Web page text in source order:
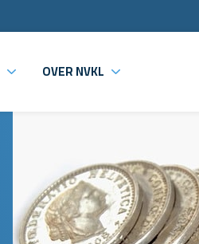
OVER NVKL